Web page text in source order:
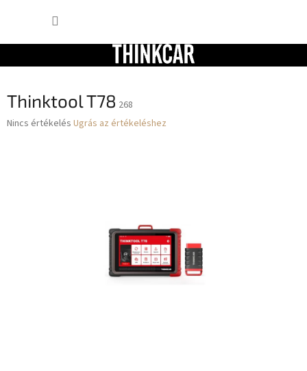
tartalomhoz
Thinktool T78 268
A
Nincs értékelés Ugrás az értékeléshez